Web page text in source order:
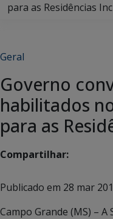
para as Residências
Geral
Governo
habilitados
para as
Compartilhar:
Publicado em 28 mar
Campo Grande (MS) –